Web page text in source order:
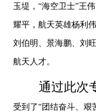
玉堤，“海空卫士”王
耀平，航天英雄杨利
刘伯明、景海鹏、刘
航天人才。
通过此次
受到了“团结奋斗、艰